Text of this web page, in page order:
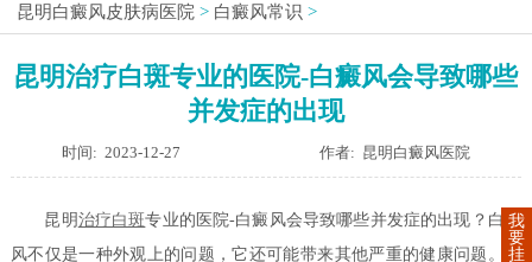
昆明白癜风皮肤病医院 > 白癜风常识 >
昆明治疗白斑专业的医院-白癜风会导致哪些
并发症的出现
时间: 2023-12-27 作者: 昆明白癜风医院
昆明治疗白斑专业的医院-白癜风会导致哪些并发症的出现？白癜
风不仅是一种外观上的问题，它还可能带来其他严重的健康问题。了
我
要
挂